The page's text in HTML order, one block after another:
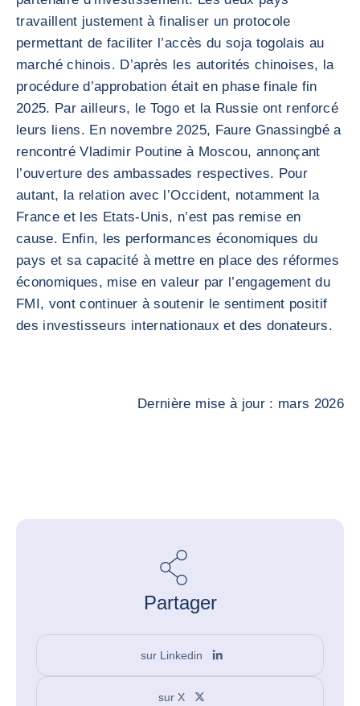
travaillent justement à finaliser un protocole
permettant de faciliter l’accès du soja togolais au
marché chinois. D’après les autorités chinoises, la
procédure d’approbation était en phase finale fin
2025. Par ailleurs, le Togo et la Russie ont renforcé
leurs liens. En novembre 2025, Faure Gnassingbé a
rencontré Vladimir Poutine à Moscou, annonçant
l’ouverture des ambassades respectives. Pour
autant, la relation avec l’Occident, notamment la
France et les Etats-Unis, n’est pas remise en
cause. Enfin, les performances économiques du
pays et sa capacité à mettre en place des réformes
économiques, mise en valeur par l’engagement du
FMI, vont continuer à soutenir le sentiment positif
des investisseurs internationaux et des donateurs.
Dernière mise à jour : mars 2026
Partager
sur Linkedin
sur X